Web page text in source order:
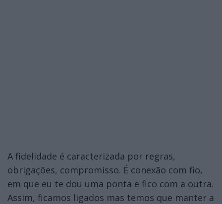
A fidelidade é caracterizada por regras,
obrigações, compromisso. É conexão com fio,
em que eu te dou uma ponta e fico com a outra.
Assim, ficamos ligados mas temos que manter a